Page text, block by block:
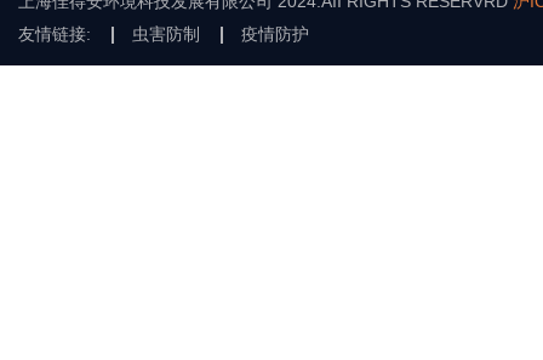
友情链接:
虫害防制 疫情防护